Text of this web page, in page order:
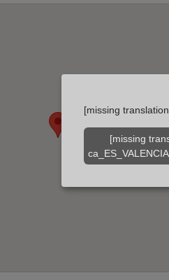
[missing
[missing